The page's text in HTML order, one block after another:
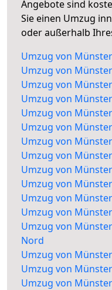
Angebote sind
Sie einen Umzug
oder außerhalb
Umzug von
Umzug von
Umzug von
Umzug von
Umzug von
Umzug von
Umzug von
Umzug von
Umzug von
Umzug von
Umzug von
Umzug von
Umzug von
Nord
Umzug von
Umzug von
Umzug von